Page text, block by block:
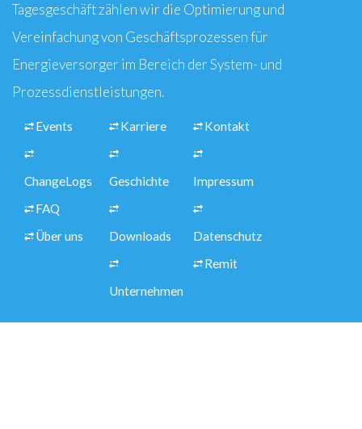
Tagesgeschäft zählen wir die Optimierung und
Vereinfachung von Geschäftsprozessen für
Energieversorger im Bereich der System- und
Prozessdienstleistungen.
Events
ChangeLogs
FAQ
Über uns
Karriere
Geschichte
Downloads
Unternehmen
Kontakt
Impressum
Datenschutz
Remit